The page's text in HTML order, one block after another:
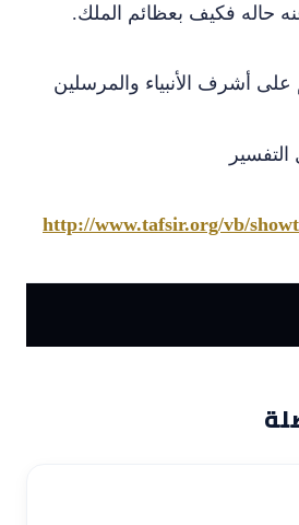
حاله فكيف بعظائم الملك.
أشرف الأنبياء والمرسلين
http://www.tafsir.org/vb/